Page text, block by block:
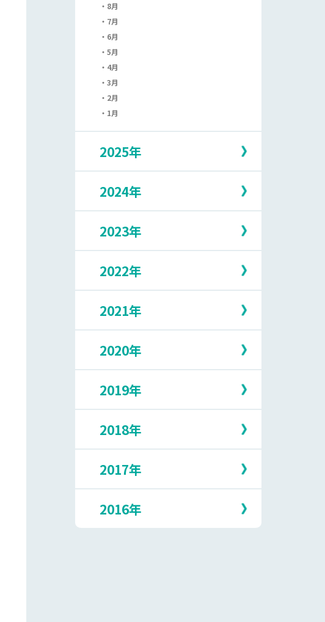
8月
7月
6月
5月
4月
3月
2月
1月
2025年
12月
9月
8月
6月
5月
4月
1月
2024年
12月
9月
8月
6月
5月
4月
1月
2023年
12月
9月
8月
6月
5月
4月
1月
2022年
12月
9月
8月
6月
5月
3月
2021年
12月
9月
8月
6月
5月
4月
2020年
12月
9月
8月
6月
5月
4月
2019年
12月
9月
8月
5月
2018年
12月
9月
8月
2017年
12月
2016年